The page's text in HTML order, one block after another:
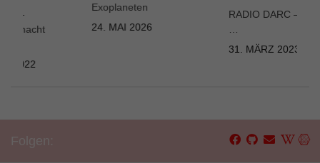
Exoplaneten
24. MAI 2026
RADIO DARC –
31. MÄRZ 2023
–
macht
2022